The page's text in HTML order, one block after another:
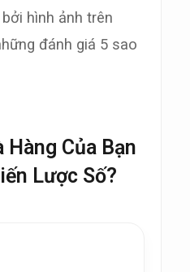
hình ảnh trên
đánh giá 5 sao
Hàng Của Bạn
Lược Số?